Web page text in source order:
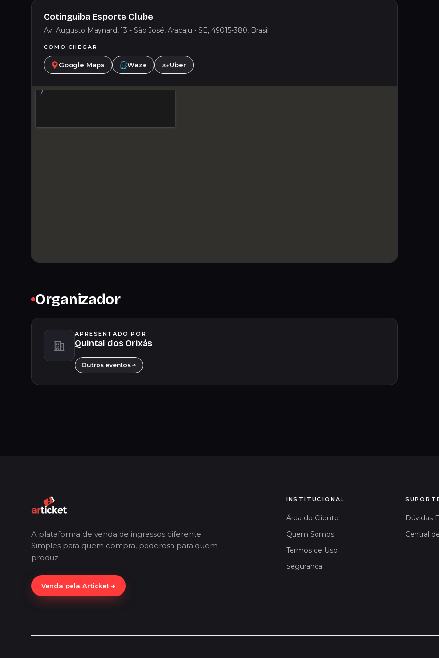
Cotinguiba Esporte Clube
Av. Augusto Maynard, 13 - São José, Aracaju - SE, 49015-380, Brasil
COMO CHEGAR
Google Maps Waze Uber
Organizador
APRESENTADO POR
Quintal dos Orixás
Outros eventos
A plataforma de venda de ingressos diferente.
Simples para quem compra, poderosa para quem
produz.
Venda pela Articket
INSTITUCIONAL
Área do Cliente
Quem Somos
Termos de Uso
Segurança
Dúvidas
Central